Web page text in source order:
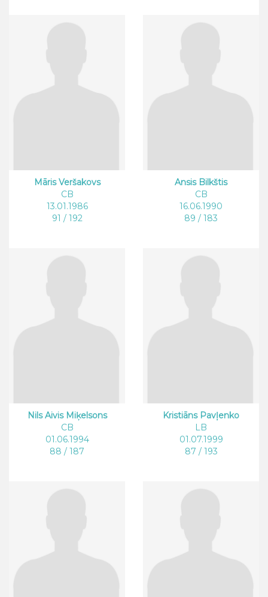
Māris Veršakovs
CB
13.01.1986
91 / 192
Ansis Bilkštis
CB
16.06.1990
89 / 183
Nils Aivis Miķelsons
CB
01.06.1994
88 / 187
Kristiāns Pavļenko
LB
01.07.1999
87 / 193